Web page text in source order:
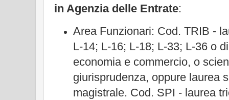
in Agenzia delle Entrate:
Area Funzionari: Cod. TRIB -
L-14; L-16; L-18; L-33; L-36 o
economia e commercio, o
giurisprudenza, oppure laurea
magistrale. Cod. SPI - laurea